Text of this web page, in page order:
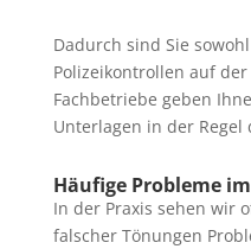
Dadurch sind Sie
Polizeikontrollen auf
Fachbetriebe geben
Unterlagen in der Regel
Häufige Probleme
In der Praxis sehen wir
falscher Tönungen